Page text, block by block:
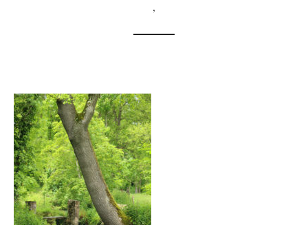
,